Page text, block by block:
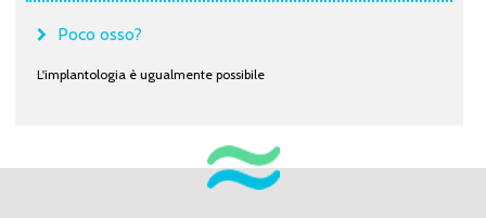
Poco osso?
L'implantologia è ugualmente possibile